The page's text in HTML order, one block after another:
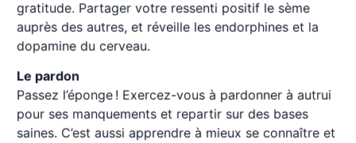
gratitude. Partager votre ressenti positif le sème
auprès des autres, et réveille les endorphines et la
dopamine du cerveau.
Le pardon
Passez l’éponge ! Exercez-vous à pardonner à autrui
pour ses manquements et repartir sur des bases
saines. C’est aussi apprendre à mieux se connaître et